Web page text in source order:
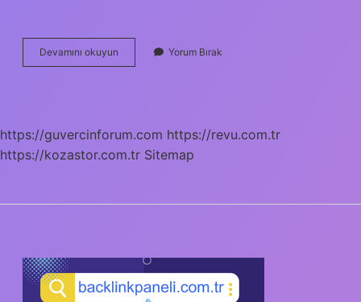
Devamını okuyun Barbunya
Pilaki
Yorum Bırak
https://guvercinforum.com https://revu.com.tr
https://kozastor.com.tr Sitemap
SIDEBAR